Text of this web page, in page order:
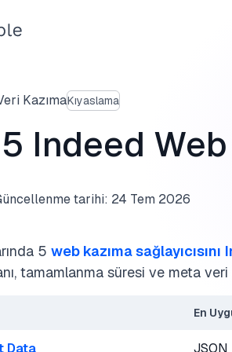
KazımaKıyaslama
Indeed Web
tarihi: 24 Tem 2026
5 web kazıma sağlayıcısını
tamamlanma süresi ve meta veri
En
Data JSON